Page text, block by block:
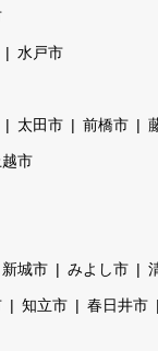
水戸市
太田市 前橋市
越市
新城市 みよし市
知立市 春日井市